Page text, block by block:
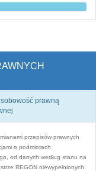
prawną
przepisów prawnych
o podmiotach
od danych według stanu na
REGON niewypełnionych